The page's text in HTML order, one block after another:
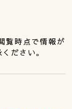
覧時点で情報が
ださい。